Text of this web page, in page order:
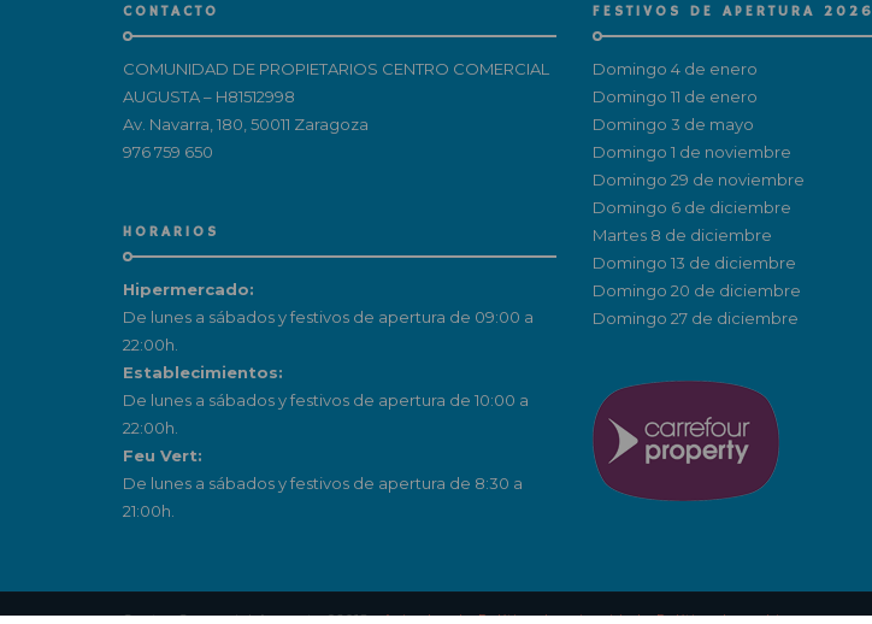
CONTACTO
COMUNIDAD DE PROPIETARIOS CENTRO COMERCIAL
AUGUSTA – H81512998
Av. Navarra, 180, 50011 Zaragoza
976 759 650
HORARIOS
Hipermercado:
De lunes a sábados y festivos de apertura de 09:00 a
22:00h.
Establecimientos:
De lunes a sábados y festivos de apertura de 10:00 a
22:00h.
Feu Vert:
De lunes a sábados y festivos de apertura de 8:30 a
21:00h.
FESTIVOS DE APERTURA 2026
Domingo 4 de enero
Domingo 11 de enero
Domingo 3 de mayo
Domingo 1 de noviembre
Domingo 29 de noviembre
Domingo 6 de diciembre
Martes 8 de diciembre
Domingo 13 de diciembre
Domingo 20 de diciembre
Domingo 27 de diciembre
Centro Comercial Augusta ©2018 ·Aviso legal·Política de privacidad·Política de cookies